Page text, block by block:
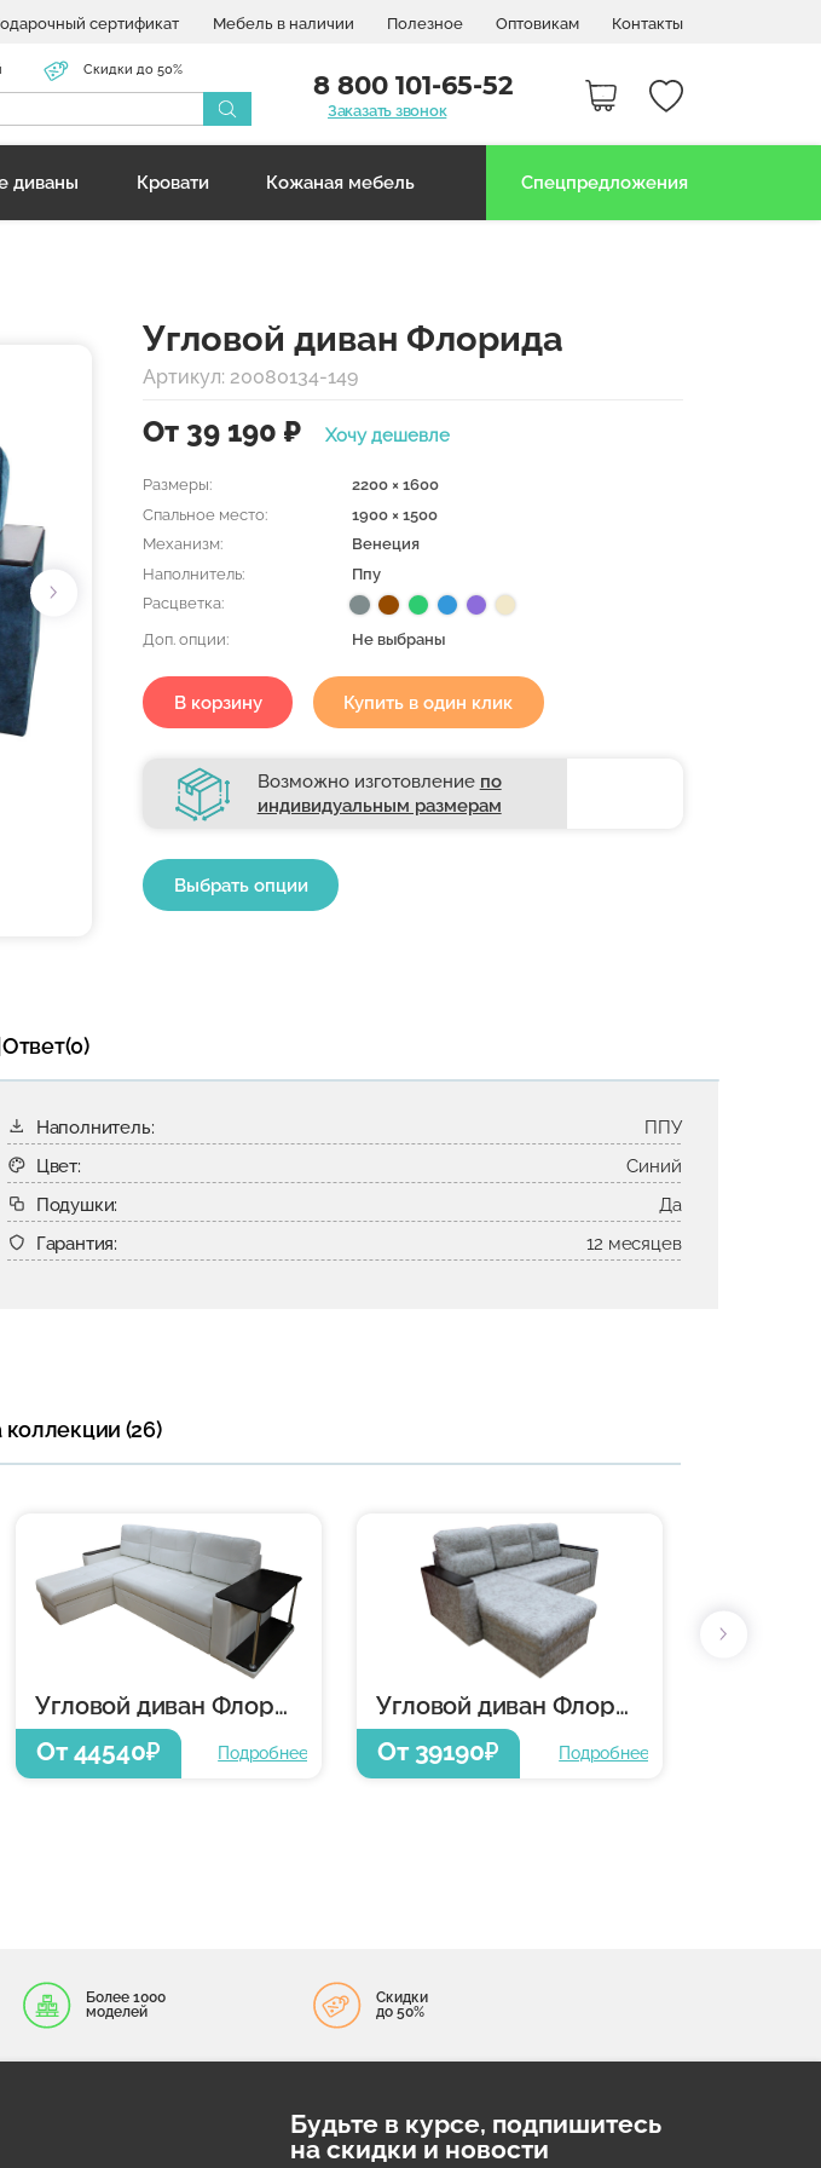
сертификат Мебель в наличии Полезное Оптовикам Контакты
Скидки до 50%
8 800 101-65-52
Заказать звонок
диваны Кровати Кожаная мебель Спецпредложения
Угловой диван Флорида
Артикул: 20080134-149
От 39 190 ₽ Хочу дешевле
Размеры:
2200 × 1600
Спальное место:
1900 × 1500
Механизм:
Венеция
Наполнитель:
Ппу
Расцветка:
Доп. опции:
Не выбраны
В корзину Купить в один клик
Возможно изготовление по
индивидуальным размерам
Выбрать опции
Наполнитель:
ППУ
Цвет:
Синий
Подушки:
Да
Гарантия:
12 месяцев
коллекции (26)
Угловой диван Флорида
От 44540₽ Подробнее
Угловой диван Флорида
От 39190₽ Подробнее
Более 1000
моделей
Скидки
до 50%
Будьте в курсе, подпишитесь
на скидки и новости